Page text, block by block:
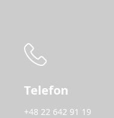
Telefon
+48 22 642 91 19